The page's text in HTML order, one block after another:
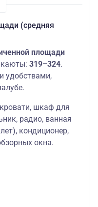
(средняя
площади
каюты: 319–324.
удобствами,
шкаф для
радио, ванная
кондиционер,
окна.